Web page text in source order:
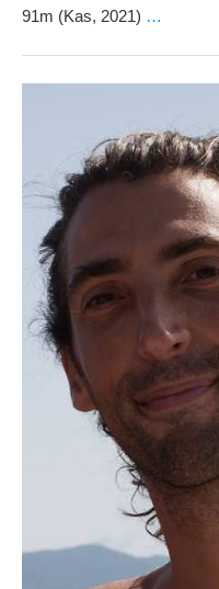
91m (Kas, 2021) …